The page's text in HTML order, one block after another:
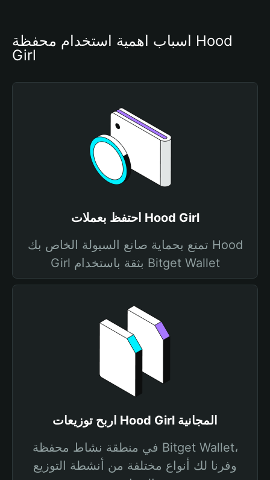
أسباب أهمية استخدام محفظة Hood
Girl
احتفظ بعملات Hood Girl
تمتع بحماية صانع السيولة الخاص بك Hood
Girl بثقة باستخدام Bitget Wallet
اربح توزيعات Hood Girl المجانية
في منطقة نشاط محفظة Bitget Wallet،
وفرنا لك أنواع مختلفة من أنشطة التوزيع